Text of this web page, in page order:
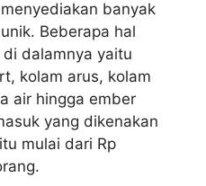
banyak
Beberapa hal
dalamnya yaitu
kolam arus, kolam
air hingga ember
yang dikenakan
mulai dari Rp